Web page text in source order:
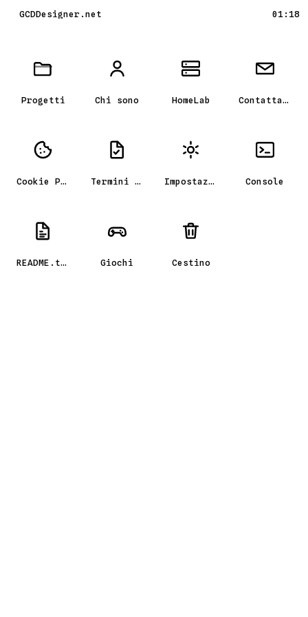
GCDDesigner.net 01:18
Progetti Chi sono HomeLab Contattami
Cookie Policy Termini e condizioni Impostazioni Console
README.txt Giochi Cestino